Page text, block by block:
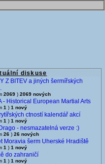
diskuse
Z BITEV a jiných šermířských
2069 ) 2069 nových
- Historical European Martial Arts
1 ) 1 nový
ctností kalendář akcí
1 ) 1 nový
- nesmazatelná verze :)
26 ) 26 nových
Moravia šerm Uherské Hradiště
1 ) 1 nový
do zahraničí
1 ) 1 nový